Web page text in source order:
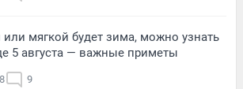
мягкой будет зима, можно узнать
5 августа — важные приметы
9